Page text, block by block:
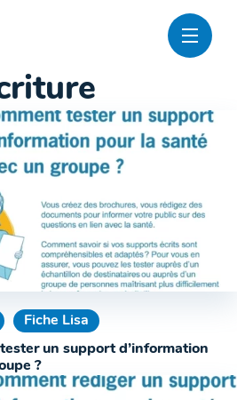
Fiche Lisa
un support d’information
?